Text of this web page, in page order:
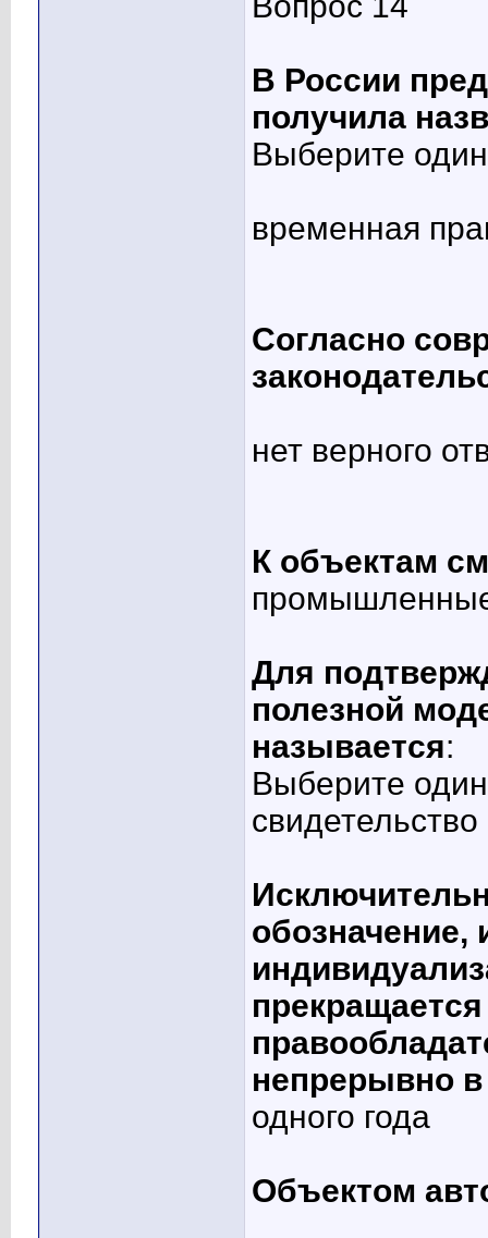
В России
получила
Выберите
временная
Согласно
нет верного
К объектам
Для
полезной
называется:
Выберите
свидетельство
обозначение,
непрерывно в
одного года
Объектом